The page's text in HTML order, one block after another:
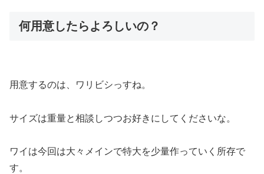
何用意したらよろしいの？
用意するのは、ワリビシっすね。
サイズは重量と相談しつつお好きにしてくださいな。
ワイは今回は大々メインで特大を少量作っていく所存で
す。